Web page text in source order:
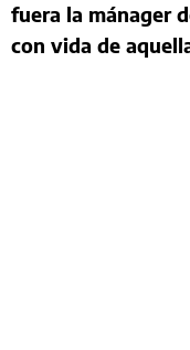
fuera la mánager
con vida de